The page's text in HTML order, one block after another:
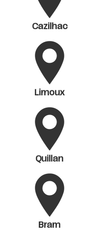
Cazilhac
Limoux
Quillan
Bram